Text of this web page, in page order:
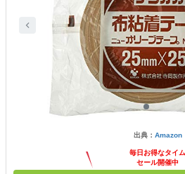
出典： Amazon
毎日お得なタイム
セール開催中